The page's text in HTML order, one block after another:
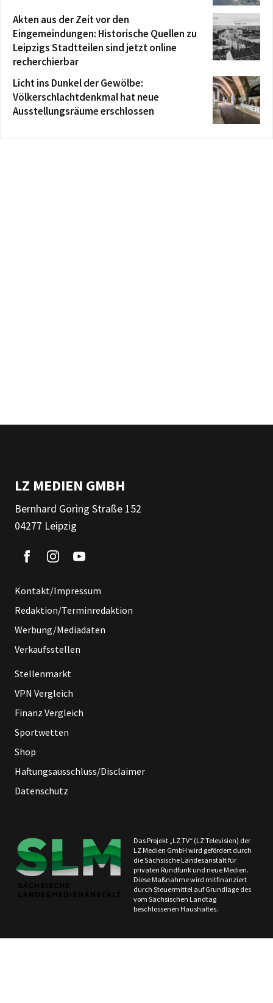
Akten aus der Zeit vor den
Eingemeindungen: Historische Quellen zu
Leipzigs Stadtteilen sind jetzt online
recherchierbar
Licht ins Dunkel der Gewölbe:
Völkerschlachtdenkmal hat neue
Ausstellungsräume erschlossen
LZ MEDIEN GMBH
Bernhard Göring Straße 152
04277 Leipzig
Kontakt/Impressum
Redaktion/Terminredaktion
Werbung/Mediadaten
Verkaufsstellen
Stellenmarkt
VPN Vergleich
Finanz Vergleich
Sportwetten
Shop
Haftungsausschluss/Disclaimer
Datenschutz
Das Projekt „LZ TV“ (LZ Television) der
LZ Medien GmbH wird gefördert durch
die Sächsische Landesanstalt für
privaten Rundfunk und neue Medien.
Diese Maßnahme wird mitfinanziert
durch Steuermittel auf Grundlage des
vom Sächsischen Landtag
beschlossenen Haushaltes.